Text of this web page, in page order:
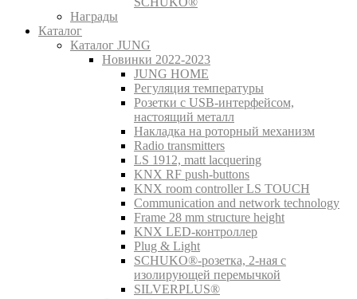
Награды
Каталог
Каталог JUNG
Новинки 2022-2023
JUNG HOME
Регуляция температуры
Розетки с USB-интерфейсом,
настоящий металл
Накладка на роторный механизм
Radio transmitters
LS 1912, matt lacquering
KNX RF push-buttons
KNX room controller LS TOUCH
Communication and network technology
Frame 28 mm structure height
KNX LED-контроллер
Plug & Light
SCHUKO®-розетка, 2-ная с
изолирующей перемычкой
SILVERPLUS®